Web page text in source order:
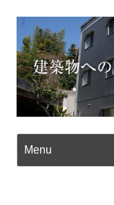
Menu